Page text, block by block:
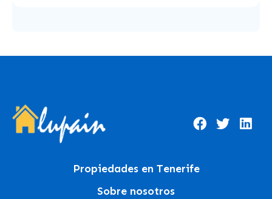
Propiedades en Tenerife
Sobre nosotros